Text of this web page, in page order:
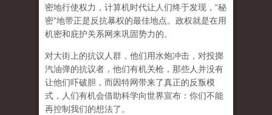
密地行使权力，计算机时代让人们终于发现，“秘
密”地带正是反抗暴权的最佳地点。政权就是在用
机密和庇护关系网来巩固势力的。
对大街上的抗议人群，他们用水炮冲击，对投掷
汽油弹的抗议者，他们有机关枪，那些人并没有
让他们吓破胆，而因特网带来了真正的反叛模
式，人们有机会借助科学向世界宣布：你们不能
再控制我们的想法了。